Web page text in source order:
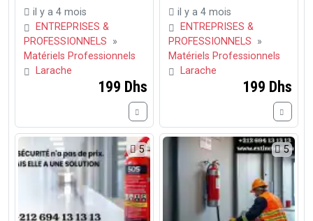
il y a 4 mois
ENTREPRISES &
PROFESSIONNELS »
Matériels Professionnels
Larache
199 Dhs
il y a 4 mois
ENTREPRISES &
PROFESSIONNELS »
Matériels Professionnels
Larache
199 Dhs
5 5